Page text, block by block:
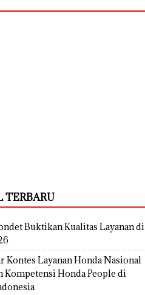
TERBARU
Buktikan Kualitas Layanan di
Kontes Layanan Honda Nasional
Kompetensi Honda People di